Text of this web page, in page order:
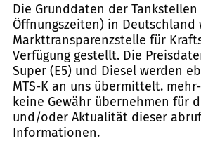
Die Grunddaten der Tankstellen
Öffnungszeiten) in Deutschland
Markttransparenzstelle für
Verfügung gestellt. Die
Super (E5) und Diesel werden
MTS-K an uns übermittelt.
keine Gewähr übernehmen für
und/oder Aktualität dieser
Informationen.